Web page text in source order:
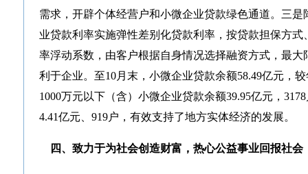
需求，开辟个体经营户和小微企业贷款绿色通道。三
业贷款利率实施弹性差别化贷款利率，按贷款担保方
率浮动系数，由客户根据自身情况选择融资方式，最
利于企业。至10月末，小微企业贷款余额58.49亿元，
1000万元以下（含）小微企业贷款余额39.95亿元，
4.41亿元、919户，有效支持了地方实体经济的发展。
四、致力于为社会创造财富，热心公益事业回报社会